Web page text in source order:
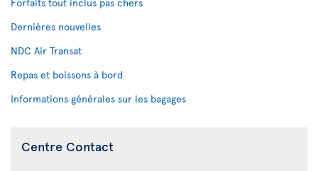
Dernières nouvelles
NDC Air Transat
Repas et boissons à bord
Informations générales sur les bagages
Centre Contact